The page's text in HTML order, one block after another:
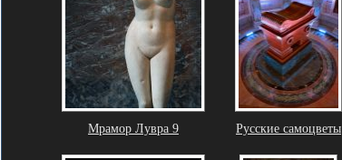
Мрамор Лувра 9 Русские самоцветы